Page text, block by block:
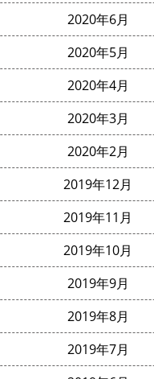
2020年6月
2020年5月
2020年4月
2020年3月
2020年2月
2019年12月
2019年11月
2019年10月
2019年9月
2019年8月
2019年7月